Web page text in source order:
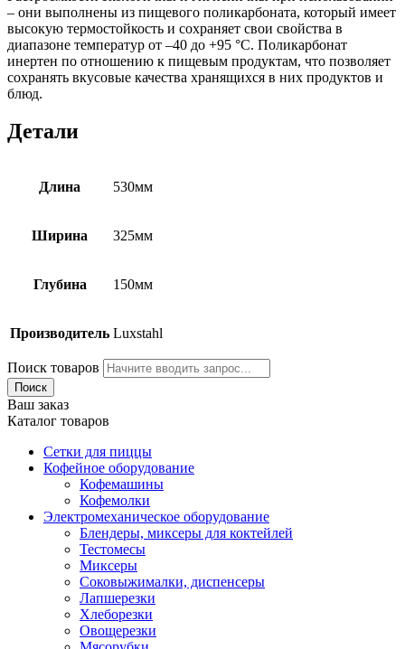
– они выполнены из пищевого поликарбоната, который имеет
высокую термостойкость и сохраняет свои свойства в
диапазоне температур от –40 до +95 °С. Поликарбонат
инертен по отношению к пищевым продуктам, что позволяет
сохранять вкусовые качества хранящихся в них продуктов и
блюд.
Детали
Длина 530мм
Ширина 325мм
Глубина 150мм
Производитель Luxstahl
Поиск товаров
Поиск
Ваш заказ
Каталог товаров
Сетки для пиццы
Кофейное оборудование
Кофемашины
Кофемолки
Электромеханическое оборудование
Блендеры, миксеры для коктейлей
Тестомесы
Миксеры
Соковыжималки, диспенсеры
Лапшерезки
Хлеборезки
Овощерезки